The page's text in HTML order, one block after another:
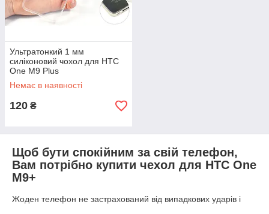
Ультратонкий 1 мм
силіконовий чохол для HTC
One M9 Plus
Немає в наявності
120 ₴
Щоб бути спокійним за свій телефон,
Вам потрібно купити чехол для HTC One
M9+
Жоден телефон не застрахований від випадкових ударів і